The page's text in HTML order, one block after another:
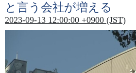
と 言う 会社が増える
2023-09-13 12:00:00 +0900 (JST)